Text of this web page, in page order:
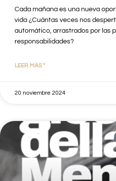
Cada mañana es una nueva
vida ¿Cuántas veces nos
automático, arrastrados por las
responsabilidades?
LEER MÁS "
20 noviembre 2024